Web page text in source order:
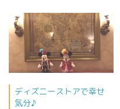
ディズニーストアで幸せ
気分♪